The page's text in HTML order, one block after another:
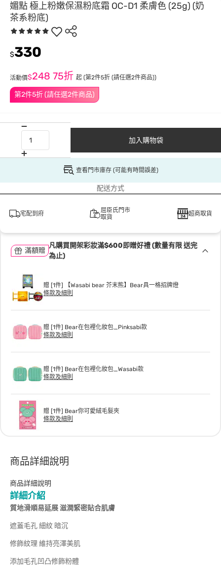
媚點 極上粉嫩保濕粉底霜 OC-D1 柔膚色 (25g) (奶
茶系粉底)
第2件5折 (請任選2件商品)
$330
活動價$248 75折 起 (第2件5折 (請任選2件商品))
加入購物袋
查看門市庫存 (可能有時間誤差)
配送方式
宅配到府
屈臣氏門市
取貨
超商取貨
滿額贈
凡購買開架彩妝滿$600即贈好禮 (數量有限 送完
為止)
贈 [1件] 【Wasabi bear 芥末熊】Bear具一格招牌燈
條款及細則
贈 [1件] Bear在包裡化妝包_Pinksabi款
條款及細則
贈 [1件] Bear在包裡化妝包_Wasabi款
條款及細則
贈 [1件] Bear你可愛絨毛髮夾
條款及細則
商品詳細說明
商品詳細說明
詳細介紹
質地滑順易延展 滋潤緊密貼合肌膚
遮蓋毛孔 細紋 暗沉
修飾紋理 維持亮澤美肌
添加毛孔凹凸修飾粉體